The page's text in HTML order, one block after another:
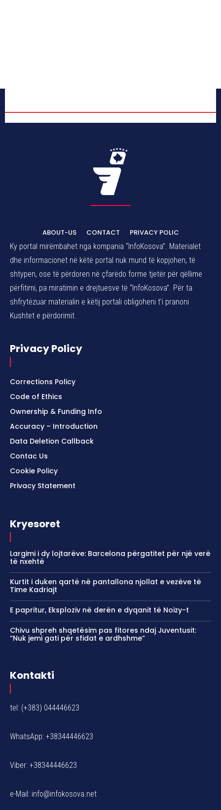
ABOUT-US CONTACT
PRIVACY POLIC
Ky portal mirëmbahet nga kompania “InfoKosova”. Materialet
dhe informacionet në këtë portal nuk mund të kopjohen, të
shtypen, ose të përdoren në çfarëdo forme tjetër për qëllime
përfitimi, pa miratimin e drejtuesve të “InfoKosova”. Për ta
shfrytëzuar materialin e këtij portali obligoheni t’i pranoni
Kushtet e përdorimit.
Privacy Policy
Corrections Policy
Code of Ethics
Ownership & Funding Info
Accuracy – Introduction
Data Deletion Callback
Contac Us
Cookie Policy
Privacy Statement
Kryesoret
Largimi i dy lojtarëve: Barcelona përgatitet për një verë
të nxehtë
Kurtit i duken qartë në pantallona njollat e vezëve të
Time Kadriajt
E papritur, Eksploziv në derën e dyqanit të Noizy-t
Chivu shpreh shqetësim pas fitores ndaj Juventusit:
“Nuk jemi gati për sfidat e ardhshme”
Kontakti
tel: (+383) 044446623
WhatsApp: +38344446623
Viber: +38344446623
e-Mail: info@infokosova.net